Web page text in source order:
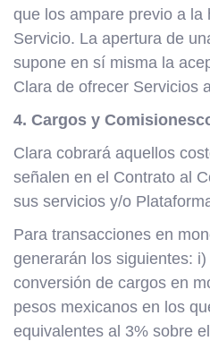
que los ampare previo a la
Servicio. La apertura de
supone en sí misma la
Clara de ofrecer Servicios
4. Cargos y
Clara cobrará aquellos
señalen en el Contrato al
sus servicios y/o
Para transacciones en
generarán los siguientes:
conversión de cargos en
pesos mexicanos en los
equivalentes al 3% sobre